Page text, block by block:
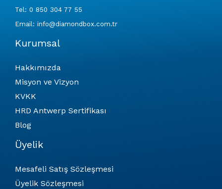
Tel: 0 850 304 77 55
Email: info@diamondbox.com.tr
Kurumsal
Hakkımızda
Misyon ve Vizyon
KVKK
HRD Antwerp Sertifikası
Blog
Üyelik
Mesafeli Satış Sözleşmesi
Üyelik Sözleşmesi